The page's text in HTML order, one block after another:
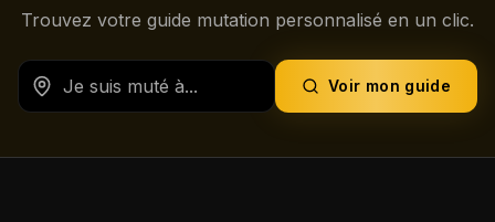
Trouvez votre guide mutation personnalisé en un clic.
Voir mon guide